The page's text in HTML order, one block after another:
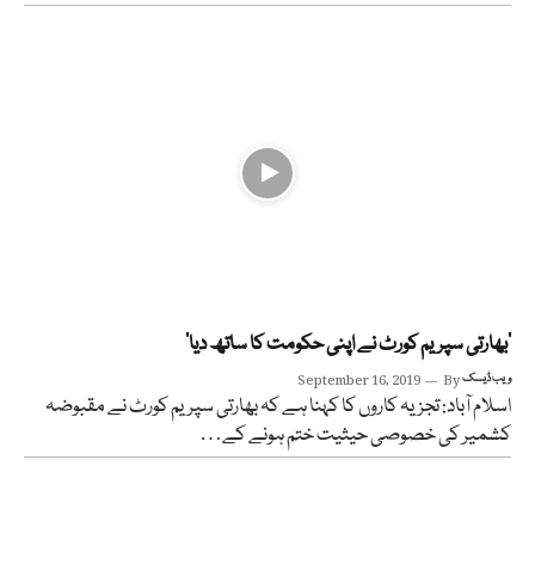
’بھارتی سپریم کورٹ نے اپنی حکومت کا ساتھ دیا‘
September 16, 2019 Byویب ڈیسک
اسلام آباد: تجزیہ کاروں کا کہنا ہے کہ بھارتی سپریم کورٹ نے مقبوضہ
کشمیر کی خصوصی حیثیت ختم ہونے کے…